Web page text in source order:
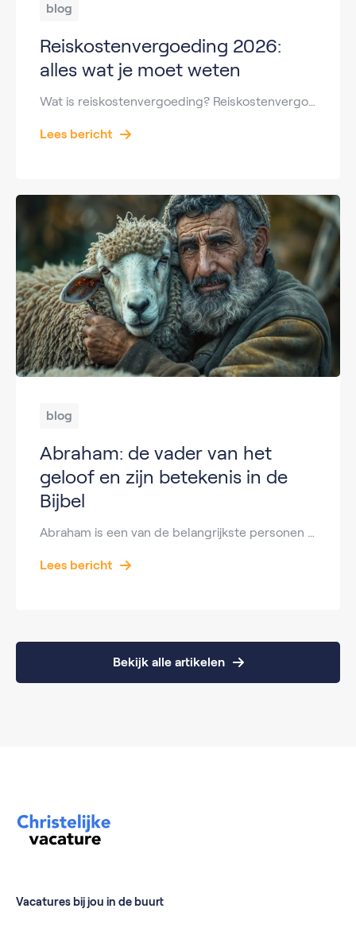
blog
Reiskostenvergoeding 2026:
alles wat je moet weten
Lees bericht
blog
Abraham: de vader van het
geloof en zijn betekenis in de
Bijbel
Lees bericht
Bekijk alle artikelen
Vacatures bij jou in de buurt